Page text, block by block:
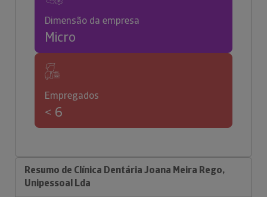
Dimensão da empresa
Micro
Empregados
< 6
Resumo de Clínica Dentária Joana Meira Rego,
Unipessoal Lda